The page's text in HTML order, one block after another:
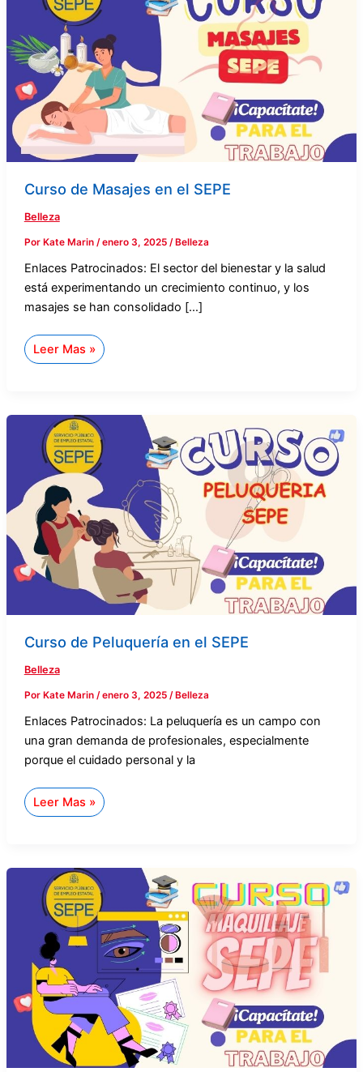
Curso de Masajes en el SEPE
Belleza
Por Kate Marin /enero 3, 2025 /Belleza
Enlaces Patrocinados: El sector del bienestar y la salud
está experimentando un crecimiento continuo, y los
masajes se han consolidado […]
SEPE
Leer Mas »
Curso de Peluquería en el SEPE
Belleza
Por Kate Marin /enero 3, 2025 /Belleza
Enlaces Patrocinados: La peluquería es un campo con
una gran demanda de profesionales, especialmente
porque el cuidado personal y la
Curso
de
Peluquería
en
SEPE
Leer Mas »
Curso
de
Maquillaje
Profesional
en
SEPE